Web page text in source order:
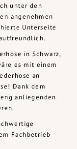
unter den
angenehmen
Unterseite
in Schwarz,
es mit einem
an
Dank dem
anliegenden
Fachbetrieb